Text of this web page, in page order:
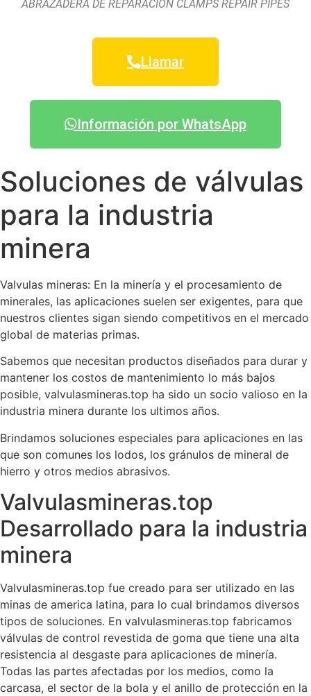
ABRAZADERA DE REPARACIÓN CLAMPS REPAIR PIPES
Llamar
Información por WhatsApp
Soluciones de válvulas
para la industria
minera
Valvulas mineras: En la minería y el procesamiento de
minerales, las aplicaciones suelen ser exigentes, para que
nuestros clientes sigan siendo competitivos en el mercado
global de materias primas.
Sabemos que necesitan productos diseñados para durar y
mantener los costos de mantenimiento lo más bajos
posible, valvulasmineras.top ha sido un socio valioso en la
industria minera durante los ultimos años.
Brindamos soluciones especiales para aplicaciones en las
que son comunes los lodos, los gránulos de mineral de
hierro y otros medios abrasivos.
Valvulasmineras.top
Desarrollado para la industria
minera
Valvulasmineras.top fue creado para ser utilizado en las
minas de america latina, para lo cual brindamos diversos
tipos de soluciones. En valvulasmineras.top fabricamos
válvulas de control revestida de goma que tiene una alta
resistencia al desgaste para aplicaciones de minería.
Todas las partes afectadas por los medios, como la
carcasa, el sector de la bola y el anillo de protección en la